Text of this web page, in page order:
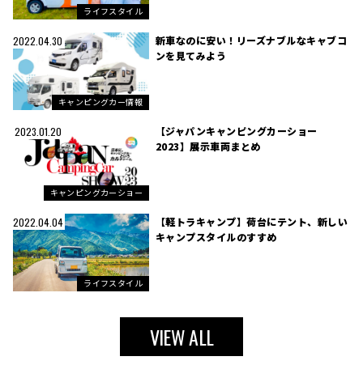
ライフスタイル
2022.04.30
キャンピングカー情報
新車なのに安い！リーズナブルなキャブコ
ンを見てみよう
2023.01.20
キャンピングカーショー
【ジャパンキャンピングカーショー
2023】展示車両まとめ
2022.04.04
ライフスタイル
【軽トラキャンプ】荷台にテント、新しい
キャンプスタイルのすすめ
VIEW ALL